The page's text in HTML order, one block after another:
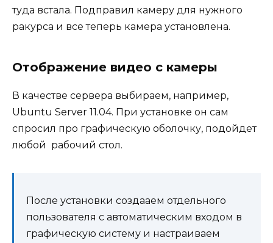
туда встала. Подправил камеру для нужного
ракурса и все теперь камера установлена.
Отображение видео с камеры
В качестве сервера выбираем, например,
Ubuntu Server 11.04. При установке он сам
спросил про графическую оболочку, подойдет
любой рабочий стол.
После установки создааем отдельного
пользователя с автоматическим входом в
графическую систему и настраиваем